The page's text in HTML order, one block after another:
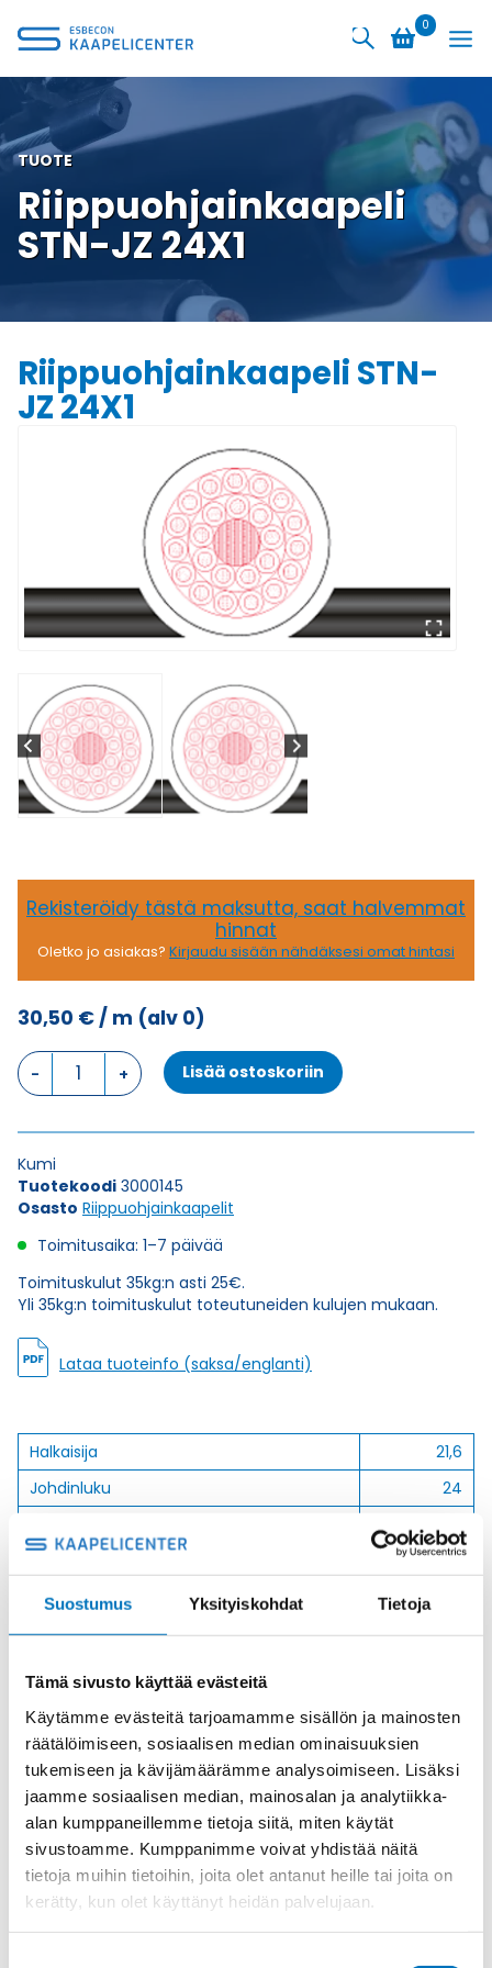
Suostumus Yksityiskohdat Tietoja
Tämä sivusto käyttää evästeitä
Käytämme evästeitä tarjoamamme sisällön ja mainosten
räätälöimiseen, sosiaalisen median ominaisuuksien
tukemiseen ja kävijämäärämme analysoimiseen. Lisäksi
jaamme sosiaalisen median, mainosalan ja analytiikka-
alan kumppaneillemme tietoja siitä, miten käytät
sivustoamme. Kumppanimme voivat yhdistää näitä
tietoja muihin tietoihin, joita olet antanut heille tai joita on
kerätty, kun olet käyttänyt heidän palvelujaan.
sisältöön
0
TUOTE
Riippuohjainkaapeli
STN-JZ 24X1
Riippuohjainkaapeli STN-
JZ 24X1
Rekisteröidy tästä maksutta, saat halvemmat
hinnat
Oletko jo asiakas? Kirjaudu sisään nähdäksesi omat hintasi
30,50 €/ m (alv 0)
Riippuohjainkaapeli
STN-
24X1
Lisää ostoskoriin
Kumi
Tuotekoodi 3000145
Osasto Riippuohjainkaapelit
Toimitusaika: 1–7 päivää
Toimituskulut 35kg:n asti 25€.
Yli 35kg:n toimituskulut toteutuneiden kulujen mukaan.
Lataa tuoteinfo (saksa/englanti)
Halkaisija
21,6
Johdinluku
24
1
Kumi
Kysyttävää?
Anna meidän
auttaa.
Soita asiakaspalveluumme ark. 8-16
+358 9 2252 260